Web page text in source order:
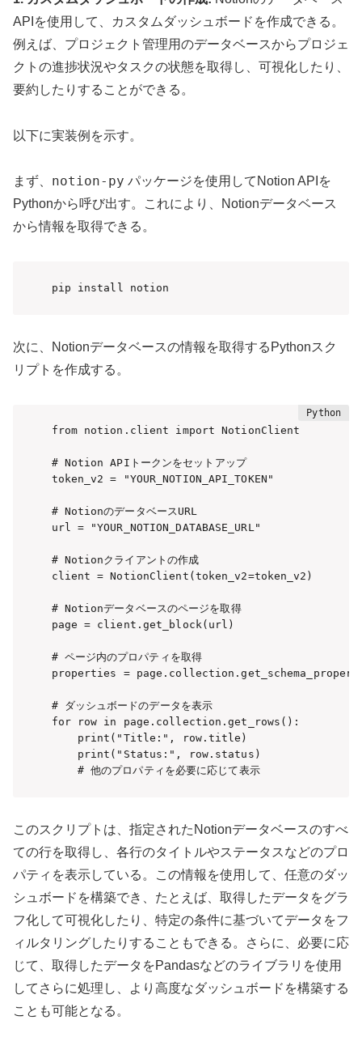
APIを使用して、カスタムダッシュボードを作成できる。
例えば、プロジェクト管理用のデータベースからプロジェ
クトの進捗状況やタスクの状態を取得し、可視化したり、
要約したりすることができる。
以下に実装例を示す。
まず、 notion-py パッケージを使用してNotion APIを
Pythonから呼び出す。これにより、Notionデータベース
から情報を取得できる。
pip install notion
次に、Notionデータベースの情報を取得するPythonスク
リプトを作成する。
from notion.client import NotionClient
# Notion APIトークンをセットアップ
token_v2 = "YOUR_NOTION_API_TOKEN"
# NotionのデータベースURL
url = "YOUR_NOTION_DATABASE_URL"
# Notionクライアントの作成
client = NotionClient(token_v2=token_v2)
# Notionデータベースのページを取得
page = client.get_block(url)
# ページ内のプロパティを取得
properties =
# ダッシュボードのデータを表示
for row in page.collection.get_rows():
    print("Title:", row.title)
    print("Status:", row.status)
    # 他のプロパティを必要に応じて表示
このスクリプトは、指定されたNotionデータベースのすべ
ての行を取得し、各行のタイトルやステータスなどのプロ
パティを表示している。この情報を使用して、任意のダッ
シュボードを構築でき、たとえば、取得したデータをグラ
フ化して可視化したり、特定の条件に基づいてデータをフ
ィルタリングしたりすることもできる。さらに、必要に応
じて、取得したデータをPandasなどのライブラリを使用
してさらに処理し、より高度なダッシュボードを構築する
ことも可能となる。